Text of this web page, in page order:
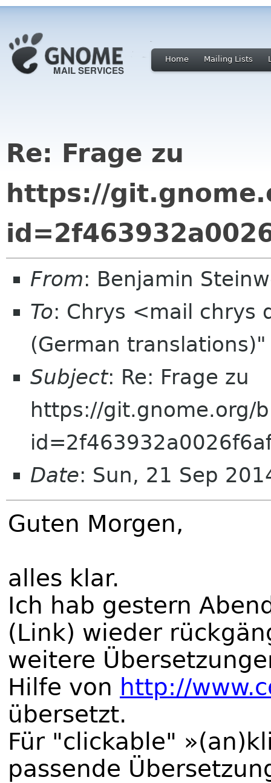
Home Mailing Lists
Re: Frage zu
https://
From: Benjamin
To: Chrys <mail chrys
(German
Subject: Re: Frage zu
https://git.gnome.org/
Date: Sun, 21 Sep
Guten Morgen,
alles klar.
Ich hab gestern
(Link) wieder
weitere
Hilfe von http://
übersetzt.
Für "clickable"
passende